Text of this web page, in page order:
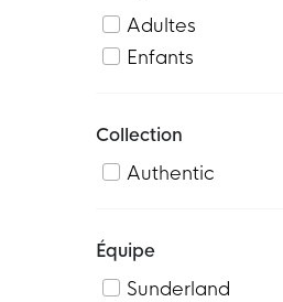
Adultes
Enfants
Collection
Authentic
Équipe
Sunderland